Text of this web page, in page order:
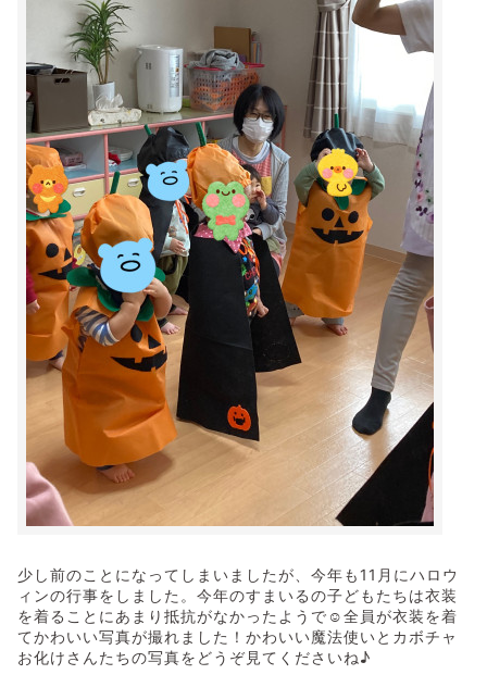
少し前のことになってしまいましたが、今年も11月にハロウ
ィンの行事をしました。今年のすまいるの子どもたちは衣装
を着ることにあまり抵抗がなかったようで☺全員が衣装を着
てかわいい写真が撮れました！かわいい魔法使いとカボチャ
お化けさんたちの写真をどうぞ見てくださいね♪